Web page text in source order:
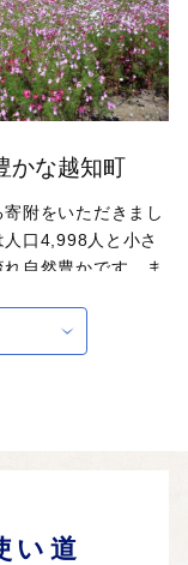
かな越知町
附をいただきまし
口4,998人と小さ
自然豊かです。ま
や事業者様が心を
さい。これからも
部サイトへ遷移します。
い道